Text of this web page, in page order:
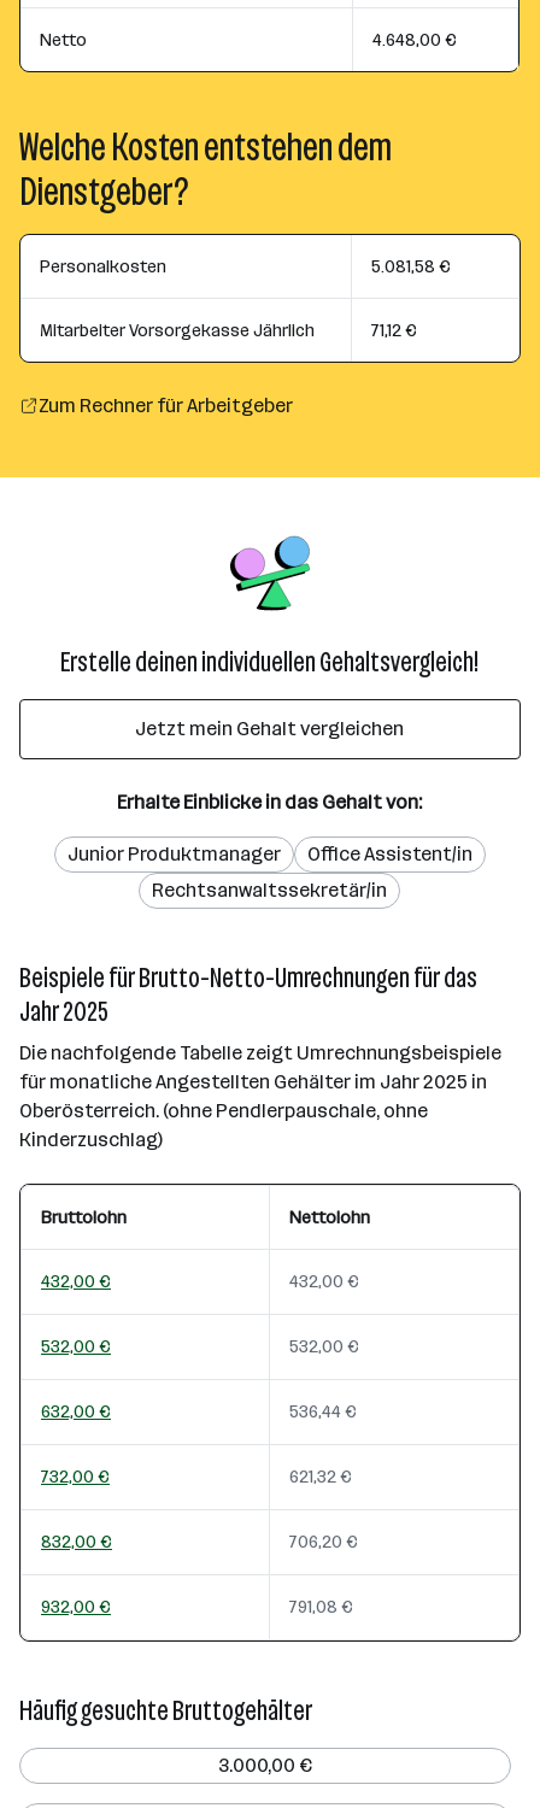
Netto 4.648,00 €
Welche Kosten entstehen dem
Dienstgeber?
Personalkosten 5.081,58 €
Mitarbeiter Vorsorgekasse Jährlich 71,12 €
Zum Rechner für Arbeitgeber
Erstelle deinen individuellen Gehaltsvergleich!
Jetzt mein Gehalt vergleichen
Erhalte Einblicke in das Gehalt von:
Junior Produktmanager
Office Assistent/in
Rechtsanwaltssekretär/in
Beispiele für Brutto-Netto-Umrechnungen für das
Jahr 2025
Die nachfolgende Tabelle zeigt Umrechnungsbeispiele
für monatliche Angestellten Gehälter im Jahr 2025 in
Oberösterreich. (ohne Pendlerpauschale, ohne
Kinderzuschlag)
Bruttolohn Nettolohn
432,00 € 432,00 €
532,00 € 532,00 €
632,00 € 536,44 €
732,00 € 621,32 €
832,00 € 706,20 €
932,00 € 791,08 €
Häufig gesuchte Bruttogehälter
3.000,00 €